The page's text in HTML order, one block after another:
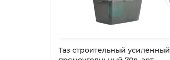
Таз строительный усиленный